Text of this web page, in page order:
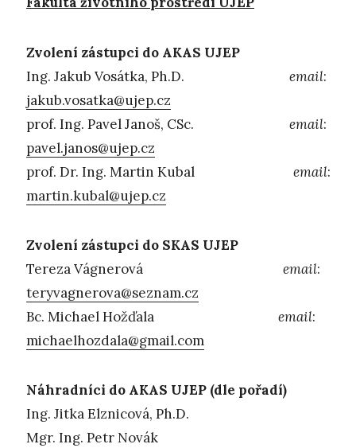
Zvolení zástupci do AKAS UJEP
Ing. Jakub Vosátka, Ph.D. email:
jakub.vosatka@ujep.cz
prof. Ing. Pavel Janoš, CSc. email:
pavel.janos@ujep.cz
prof. Dr. Ing. Martin Kubal email:
martin.kubal@ujep.cz
Zvolení zástupci do SKAS UJEP
Tereza Vágnerová email:
teryvagnerova@seznam.cz
Bc. Michael Hožďala email:
michaelhozdala@gmail.com
Náhradníci do AKAS UJEP (dle pořadí)
Ing. Jitka Elznicová, Ph.D.
Mgr. Ing. Petr Novák